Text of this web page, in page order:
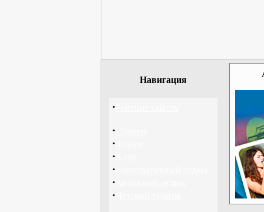
Навигация
·
·
·
·
·
·
·